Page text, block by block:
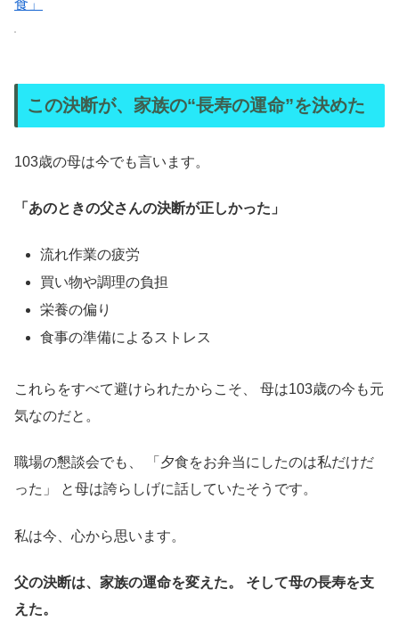
食」
この決断が、家族の“長寿の運命”を決めた
103歳の母は今でも言います。
「あのときの父さんの決断が正しかった」
流れ作業の疲労
買い物や調理の負担
栄養の偏り
食事の準備によるストレス
これらをすべて避けられたからこそ、 母は103歳の今も元
気なのだと。
職場の懇談会でも、 「夕食をお弁当にしたのは私だけだ
った」 と母は誇らしげに話していたそうです。
私は今、心から思います。
父の決断は、家族の運命を変えた。
そして母の長寿を支
えた。